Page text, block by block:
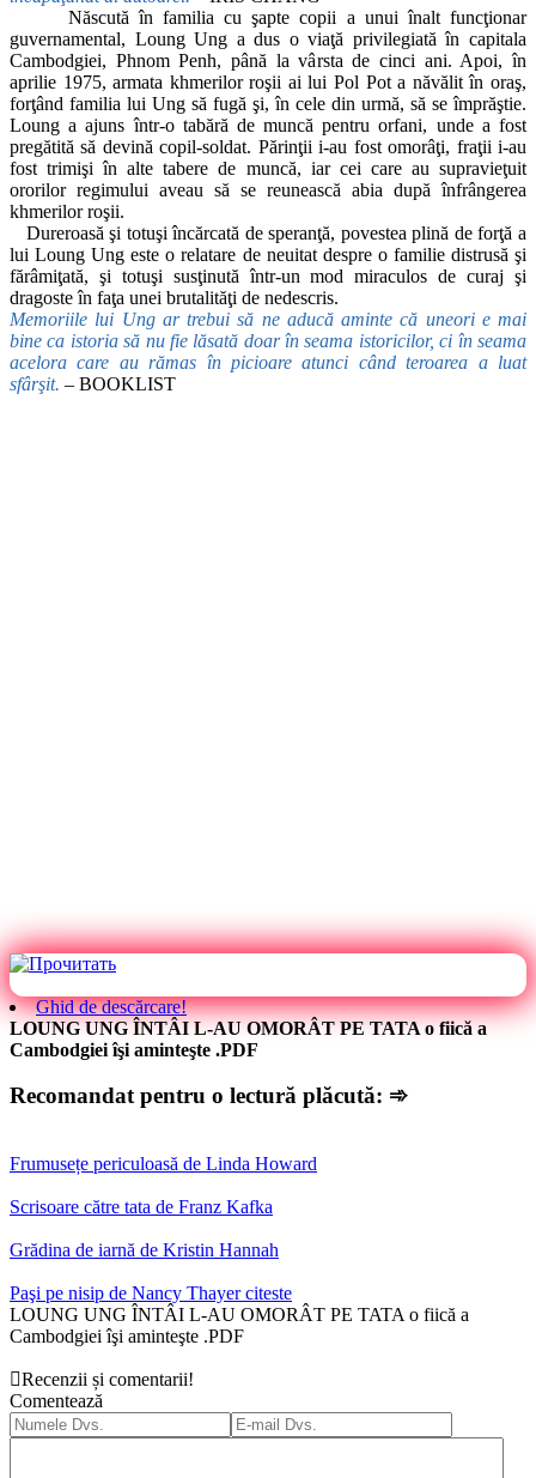
Născută în familia cu şapte copii a unui înalt funcţionar
guvernamental, Loung Ung a dus o viaţă privilegiată în capitala
Cambodgiei, Phnom Penh, până la vârsta de cinci ani. Apoi, în
aprilie 1975, armata khmerilor roşii ai lui Pol Pot a năvălit în oraş,
forţând familia lui Ung să fugă şi, în cele din urmă, să se împrăştie.
Loung a ajuns într-o tabără de muncă pentru orfani, unde a fost
pregătită să devină copil-soldat. Părinţii i-au fost omorâţi, fraţii i-au
fost trimişi în alte tabere de muncă, iar cei care au supravieţuit
ororilor regimului aveau să se reunească abia după înfrângerea
khmerilor roşii.
Dureroasă şi totuşi încărcată de speranţă, povestea plină de forţă a
lui Loung Ung este o relatare de neuitat despre o familie distrusă şi
fărâmiţată, şi totuşi susţinută într-un mod miraculos de curaj şi
dragoste în faţa unei brutalităţi de nedescris.
Memoriile lui Ung ar trebui să ne aducă aminte că uneori e mai
bine ca istoria să nu fie lăsată doar în seama istoricilor, ci în seama
acelora care au rămas în picioare atunci când teroarea a luat
sfârşit. – BOOKLIST
Ghid de descărcare!
LOUNG UNG ÎNTÂI L-AU OMORÂT PE TATA o fiică a
Cambodgiei îşi aminteşte .PDF
Recomandat pentru o lectură plăcută: ➾
Frumusețe periculoasă de Linda Howard
Scrisoare către tata de Franz Kafka
Grădina de iarnă de Kristin Hannah
Paşi pe nisip de Nancy Thayer citeste
LOUNG UNG ÎNTÂI L-AU OMORÂT PE TATA o fiică a
Cambodgiei îşi aminteşte .PDF
Recenzii și comentarii!
Comentează